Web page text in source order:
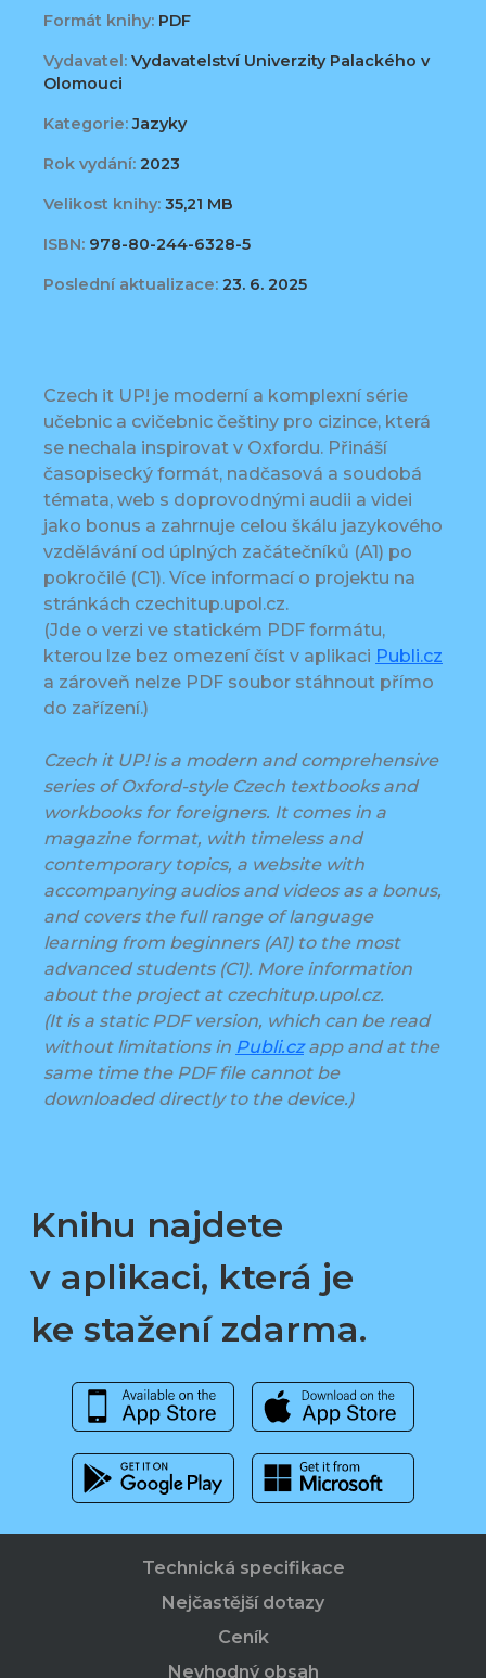
Formát knihy: PDF
Vydavatel: Vydavatelství Univerzity Palackého v
Olomouci
Kategorie:Jazyky
Rok vydání: 2023
Velikost knihy: 35,21 MB
ISBN: 978-80-244-6328-5
Poslední aktualizace: 23. 6. 2025
Czech it UP! je moderní a komplexní série
učebnic a cvičebnic češtiny pro cizince, která
se nechala inspirovat v Oxfordu. Přináší
časopisecký formát, nadčasová a soudobá
témata, web s doprovodnými audii a videi
jako bonus a zahrnuje celou škálu jazykového
vzdělávání od úplných začátečníků (A1) po
pokročilé (C1). Více informací o projektu na
stránkách czechitup.upol.cz.
(Jde o verzi ve statickém PDF formátu,
kterou lze bez omezení číst v aplikaci Publi.cz
a zároveň nelze PDF soubor stáhnout přímo
do zařízení.)
Czech it UP! is a modern and comprehensive
series of Oxford-style Czech textbooks and
workbooks for foreigners. It comes in a
magazine format, with timeless and
contemporary topics, a website with
accompanying audios and videos as a bonus,
and covers the full range of language
learning from beginners (A1) to the most
advanced students (C1). More information
about the project at czechitup.upol.cz.
(It is a static PDF version, which can be read
without limitations in Publi.czapp and at the
same time the PDF file cannot be
downloaded directly to the device.)
Knihu najdete
v aplikaci, která je
ke stažení zdarma.
Technická specifikace
Nejčastější dotazy
Ceník
Nevhodný obsah